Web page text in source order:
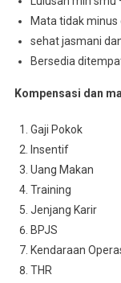
Mata tidak minus
sehat jasmani
Bersedia
Kompensasi dan
Gaji Pokok
Insentif
Uang Makan
Training
Jenjang Karir
BPJS
Kendaraan
THR